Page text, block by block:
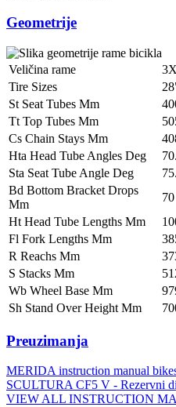
Geometrije
Veličina rame
Tire Sizes
St Seat Tubes Mm
Tt Top Tubes Mm
Cs Chain Stays Mm
Hta Head Tube Angles Deg
Sta Seat Tube Angle Deg
Bd Bottom Bracket Drops
Mm
70
Ht Head Tube Lengths Mm
Fl Fork Lengths Mm
R Reachs Mm
S Stacks Mm
Wb Wheel Base Mm
Sh Stand Over Height Mm
Preuzimanja
MERIDA instruction manual
SCULTURA CF5 V - Rezervni
VIEW ALL INSTRUCTION